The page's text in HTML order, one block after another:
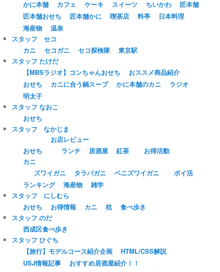
かに本舗
カフェ ケーキ スイーツ ちいかわ
匠本舗
匠本舗おせち
匠本舗かに 喫茶店 料亭
日本料理
海産物
温泉
スタッフ セコ
カニ
セコガニ セコ探検隊
東京駅
スタッフ たけだ
【MBSラジオ】コンちゃんおせち
おススメ商品紹介
おせち
カニに合う鍋スープ かに本舗のカニ
ラジオ
明太子
スタッフ なおこ
おせち
スタッフ なかじま
おせち
お店レビュー
ランチ
居酒屋 紅茶
お得活動
カニ
ズワイガニ
タラバガニ ベニズワイガニ
ポイ活
ランキング
海産物
雑学
スタッフ にしむら
おせち
お得情報 カニ 枕
食べ歩き
スタッフ のだ
西成区食べ歩き
スタッフ ひぐち
【旅行】モデルコース紹介企画
HTML/CSS解説
USJ情報記事
おすすめ居酒屋紹介！！